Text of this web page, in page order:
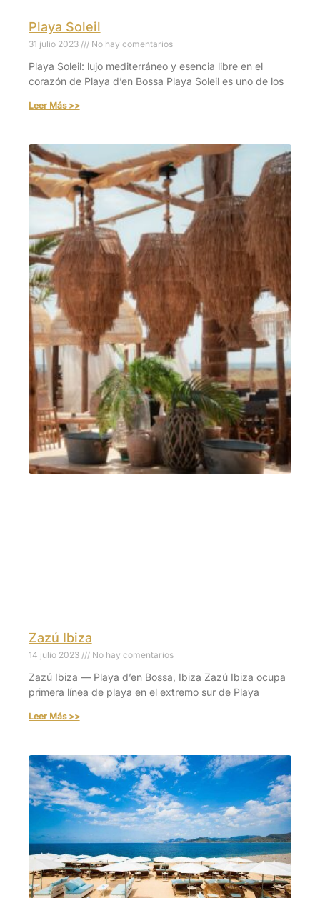
Playa Soleil
31 julio 2023 No hay comentarios
Playa Soleil: lujo mediterráneo y esencia libre en el
corazón de Playa d’en Bossa Playa Soleil es uno de los
Leer Más >>
Zazú Ibiza
14 julio 2023 No hay comentarios
Zazú Ibiza — Playa d’en Bossa, Ibiza Zazú Ibiza ocupa
primera línea de playa en el extremo sur de Playa
Leer Más >>